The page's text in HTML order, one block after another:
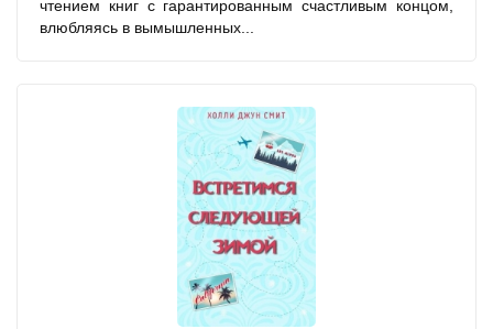
чтением книг с гарантированным счастливым концом,
влюбляясь в вымышленных...